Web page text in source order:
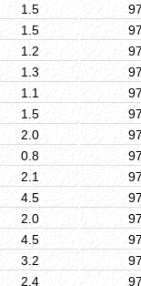
1.5
1.5
1.2
1.3
1.1
1.5
2.0
0.8
2.1
4.5
2.0
4.5
3.2
2.4